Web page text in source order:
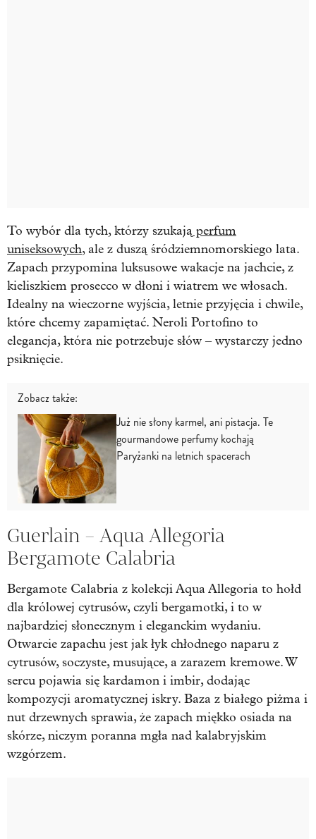
To wybór dla tych, którzy szukają perfum
uniseksowych, ale z duszą śródziemnomorskiego lata.
Zapach przypomina luksusowe wakacje na jachcie, z
kieliszkiem prosecco w dłoni i wiatrem we włosach.
Idealny na wieczorne wyjścia, letnie przyjęcia i chwile,
które chcemy zapamiętać. Neroli Portofino to
elegancja, która nie potrzebuje słów – wystarczy jedno
psiknięcie.
Zobacz także:
Już nie słony karmel, ani pistacja. Te
gourmandowe perfumy kochają
Paryżanki na letnich spacerach
Guerlain – Aqua Allegoria
Bergamote Calabria
Bergamote Calabria z kolekcji Aqua Allegoria to hołd
dla królowej cytrusów, czyli bergamotki, i to w
najbardziej słonecznym i eleganckim wydaniu.
Otwarcie zapachu jest jak łyk chłodnego naparu z
cytrusów, soczyste, musujące, a zarazem kremowe. W
sercu pojawia się kardamon i imbir, dodając
kompozycji aromatycznej iskry. Baza z białego piżma i
nut drzewnych sprawia, że zapach miękko osiada na
skórze, niczym poranna mgła nad kalabryjskim
wzgórzem.